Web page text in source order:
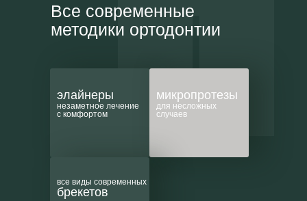
элайнеры
незаметное лечение
с комфортом
микропротезы
для несложных
случаев
все виды современных
брекетов
Все современные
методики ортодонтии